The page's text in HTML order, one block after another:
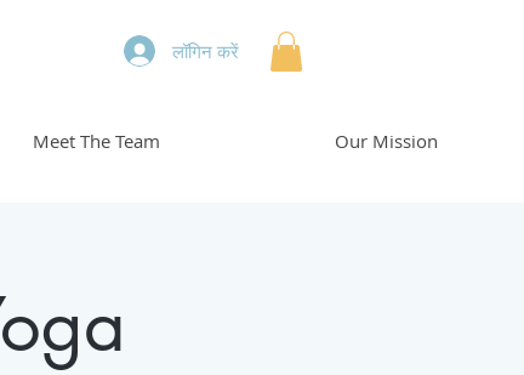
लॉगिन करें
Meet The Team Our Mission